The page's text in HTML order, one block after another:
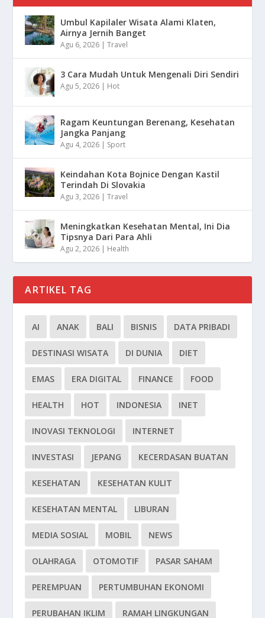
Umbul Kapilaler Wisata Alami Klaten,
Airnya Jernih Banget
Agu 6, 2026 |Travel
3 Cara Mudah Untuk Mengenali Diri Sendiri
Agu 5, 2026 | Hot
Ragam Keuntungan Berenang, Kesehatan
Jangka Panjang
Agu 4, 2026 | Sport
Keindahan Kota Bojnice Dengan Kastil
Terindah Di Slovakia
Agu 3, 2026 |Travel
Meningkatkan Kesehatan Mental, Ini Dia
Tipsnya Dari Para Ahli
Agu 2, 2026 | Health
ARTIKEL TAG
AI ANAK BALI BISNIS DATA PRIBADI
DESTINASI WISATA DI DUNIA DIET
EMAS ERA DIGITAL FINANCE FOOD
HEALTH HOT INDONESIA INET
INOVASI TEKNOLOGI INTERNET
INVESTASI JEPANG KECERDASAN BUATAN
KESEHATAN KESEHATAN KULIT
KESEHATAN MENTAL LIBURAN
MEDIA SOSIAL MOBIL NEWS
OLAHRAGA OTOMOTIF PASAR SAHAM
PEREMPUAN PERTUMBUHAN EKONOMI
PERUBAHAN IKLIM RAMAH LINGKUNGAN